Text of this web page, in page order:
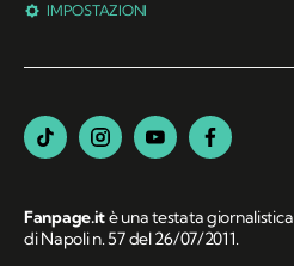
IMPOSTAZIONI
Fanpage.itè una testata
di Napoli n. 57 del 26/07/2011.